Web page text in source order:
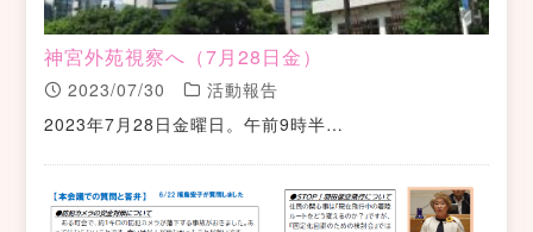
神宮外苑視察へ（7月28日金）
2023/07/30
活動報告
2023年7月28日金曜日。午前9時半…